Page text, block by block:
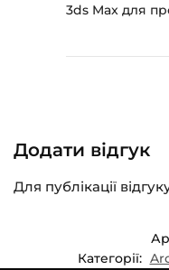
3ds Max для
Додати відгук
Для публікації
Категорії: